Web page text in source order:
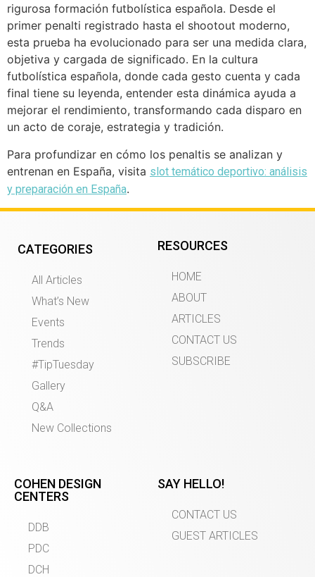
rigurosa formación futbolística española. Desde el
primer penalti registrado hasta el shootout moderno,
esta prueba ha evolucionado para ser una medida clara,
objetiva y cargada de significado. En la cultura
futbolística española, donde cada gesto cuenta y cada
final tiene su leyenda, entender esta dinámica ayuda a
mejorar el rendimiento, transformando cada disparo en
un acto de coraje, estrategia y tradición.
Para profundizar en cómo los penaltis se analizan y
entrenan en España, visita slot temático deportivo: análisis
y preparación en España.
CATEGORIES
All Articles
What’s New
Events
Trends
#TipTuesday
Gallery
Q&A
New Collections
RESOURCES
HOME
ABOUT
ARTICLES
CONTACT US
SUBSCRIBE
COHEN DESIGN
CENTERS
DDB
PDC
DCH
SAY HELLO!
CONTACT US
GUEST ARTICLES